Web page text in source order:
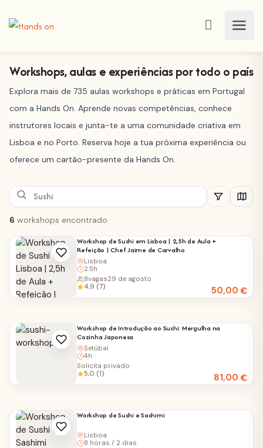
Workshops, aulas e experiências por todo o país
Explora mais de 735 aulas workshops e práticas em Portugal
com a Hands On. Aprende novas competências, conhece
instrutores locais e junta-te a uma comunidade criativa em
Lisboa e no Porto. Reserva hoje a tua próxima experiência ou
oferece um cartão-presente da Hands On.
6 workshops encontrado
Workshop de Sushi em Lisboa | 2,5h de Aula +
Refeição | Chef Jaime de Carvalho
Lisboa
2.5h
50,00€
8vagas29 de agosto
4,9 (7)
Workshop de Introdução ao Sushi: Mergulha na
Cozinha Japonesa
Setúbal
4h
81,00€
Solicita privado
5,0 (1)
Workshop de Sushi e Sashimi
Lisboa
8 horas / 2 dias